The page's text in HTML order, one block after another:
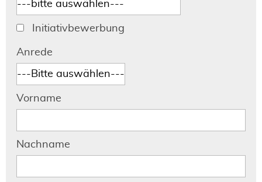
Initiativbewerbung
Anrede
Vorname
Nachname